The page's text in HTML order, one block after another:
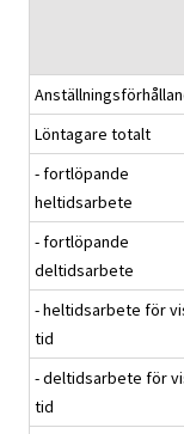
Löntagare totalt
- fortlöpande
heltidsarbete
- fortlöpande
deltidsarbete
- heltidsarbete för
tid
- deltidsarbete för
tid